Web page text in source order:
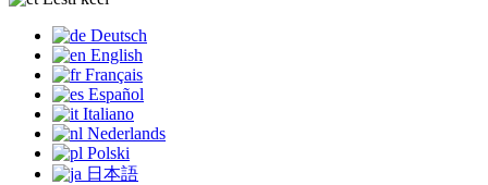
Deutsch
English
Français
Español
Italiano
Nederlands
Polski
日本語